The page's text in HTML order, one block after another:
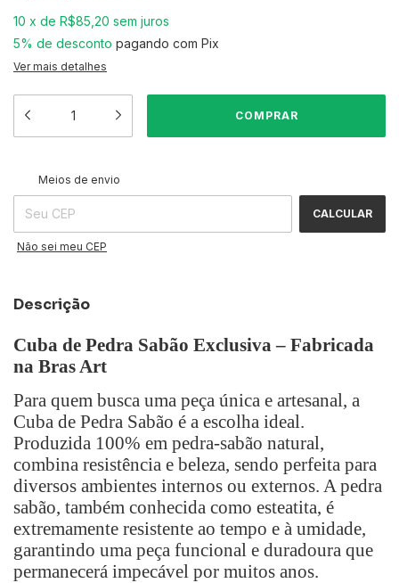
10 x de R$85,20 sem juros
5% de desconto pagando com Pix
Ver mais detalhes
Entregas para o CEP:
Meios de envio
CALCULAR
Não sei meu CEP
Descrição
Cuba de Pedra Sabão Exclusiva – Fabricada
na Bras Art
Para quem busca uma peça única e artesanal, a
Cuba de Pedra Sabão é a escolha ideal.
Produzida 100% em pedra-sabão natural,
combina resistência e beleza, sendo perfeita para
diversos ambientes internos ou externos. A pedra
sabão, também conhecida como esteatita, é
extremamente resistente ao tempo e à umidade,
garantindo uma peça funcional e duradoura que
permanecerá impecável por muitos anos.